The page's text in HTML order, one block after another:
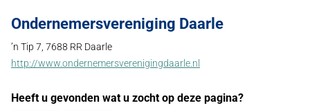
Ondernemersvereniging Daarle
’n Tip 7, 7688 RR Daarle
http://www.ondernemersverenigingdaarle.nl
Heeft u gevonden wat u zocht op deze pagina?